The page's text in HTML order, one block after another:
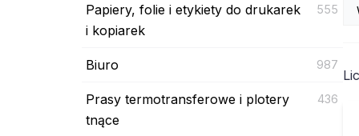
Papiery, folie i etykiety do drukarek
i kopiarek
555
Biuro 987
Prasy termotransferowe i plotery
tnące
436